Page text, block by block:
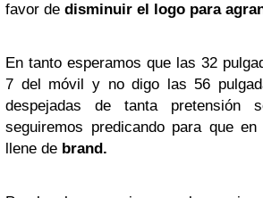
favor de disminuir el logo para
En tanto esperamos que las 32
7 del móvil y no digo las 56
despejadas de tanta pretensión
seguiremos predicando para que
llene de brand.